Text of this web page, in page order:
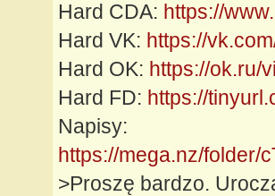
Hard CDA: https://
Hard VK: https://
Hard OK: https://ok.ru/
Hard FD: https://
Napisy:
https://mega.nz/folder/
>Proszę bardzo.